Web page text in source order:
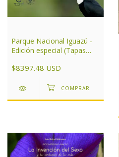
Parque Nacional Iguazú -
Edición especial (Tapas
$8397.48 USD